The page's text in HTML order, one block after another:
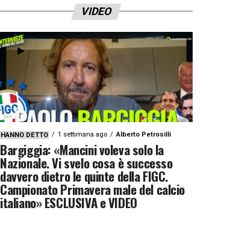
VIDEO
HANNO DETTO 1 settimana ago Alberto Petrosilli
Bargiggia: «Mancini voleva solo la
Nazionale. Vi svelo cosa è successo
davvero dietro le quinte della FIGC.
Campionato Primavera male del calcio
italiano» ESCLUSIVA e VIDEO